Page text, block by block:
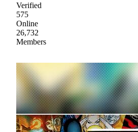
Verified
575
Online
26,732
Members